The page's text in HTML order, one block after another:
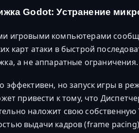
Godot: Устранение
игровыми компьютерами
карт атаки в быстрой
а не аппаратные ограничения.
эффективен, но запуск игры в
привести к тому, что
наложит свою собственную
выдачи кадров (frame